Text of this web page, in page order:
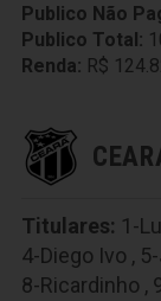
Publico Não
Publico Total:
Renda: R$
Titulares: 1-
4-Diego Ivo ,
8-Ricardinho ,